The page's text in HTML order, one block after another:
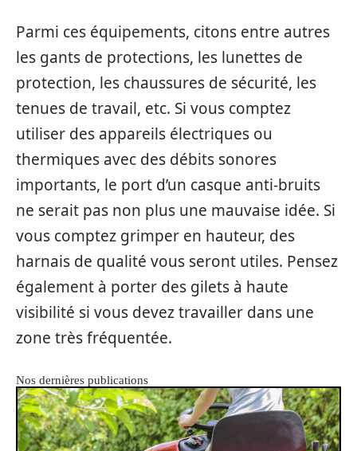
Parmi ces équipements, citons entre autres
les gants de protections, les lunettes de
protection, les chaussures de sécurité, les
tenues de travail, etc. Si vous comptez
utiliser des appareils électriques ou
thermiques avec des débits sonores
importants, le port d’un casque anti-bruits
ne serait pas non plus une mauvaise idée. Si
vous comptez grimper en hauteur, des
harnais de qualité vous seront utiles. Pensez
également à porter des gilets à haute
visibilité si vous devez travailler dans une
zone très fréquentée.
Nos dernières publications